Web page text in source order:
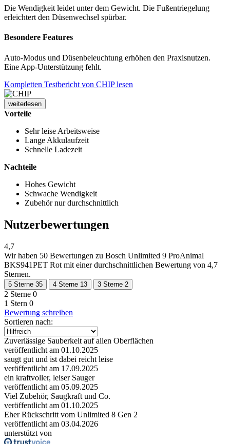
Die Wendigkeit leidet unter dem Gewicht. Die Fußentriegelung
erleichtert den Düsenwechsel spürbar.
Besondere Features
Auto-Modus und Düsenbeleuchtung erhöhen den Praxisnutzen.
Eine App-Unterstützung fehlt.
Kompletten Testbericht von CHIP lesen
weiterlesen
Vorteile
Sehr leise Arbeitsweise
Lange Akkulaufzeit
Schnelle Ladezeit
Nachteile
Hohes Gewicht
Schwache Wendigkeit
Zubehör nur durchschnittlich
Nutzerbewertungen
4,7
Wir haben 50 Bewertungen zu Bosch Unlimited 9 ProAnimal
BKS941PET Rot mit einer durchschnittlichen Bewertung von 4,7
Sternen.
5 Sterne 35 4 Sterne 13 3 Sterne 2
2 Sterne 0
1 Stern 0
Bewertung schreiben
Sortieren nach:
Zuverlässige Sauberkeit auf allen Oberflächen
veröffentlicht am 01.10.2025
saugt gut und ist dabei reicht leise
veröffentlicht am 17.09.2025
ein kraftvoller, leiser Sauger
veröffentlicht am 05.09.2025
Viel Zubehör, Saugkraft und Co.
veröffentlicht am 01.10.2025
Eher Rückschritt vom Unlimited 8 Gen 2
veröffentlicht am 03.04.2026
unterstützt von